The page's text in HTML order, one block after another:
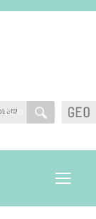
GEO
GEO
Toggle